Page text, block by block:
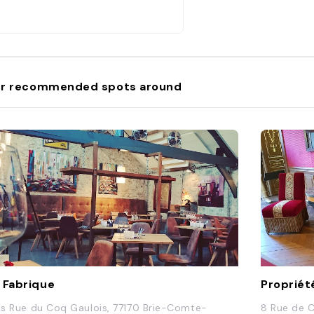
recommended spots around
Fabrique
Rue du Coq Gaulois, 77170 Brie-Comte- 8 Rue de